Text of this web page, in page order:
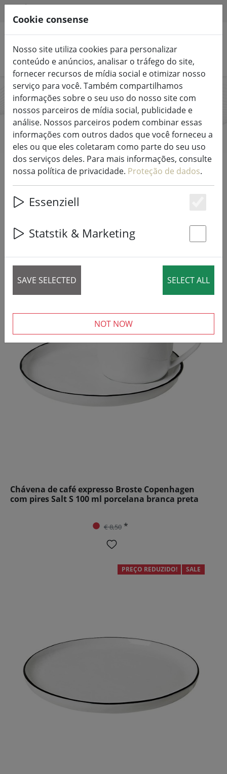
Pesquisar produtos
Broste
Start Marcas Broste
Todos os produtos de Broste
35 Artigo
Chávena de café expresso Broste Copenhagen
com pires Salt S 100 ml porcelana branca preta
€ 8,50*
PREÇO REDUZIDO! SALE
Cookie consense
Nosso site utiliza cookies para personalizar
conteúdo e anúncios, analisar o tráfego do site,
fornecer recursos de mídia social e otimizar nosso
serviço para você. Também compartilhamos
informações sobre o seu uso do nosso site com
nossos parceiros de mídia social, publicidade e
análise. Nossos parceiros podem combinar essas
informações com outros dados que você forneceu a
eles ou que eles coletaram como parte do seu uso
dos serviços deles. Para mais informações, consulte
nossa política de privacidade. Proteção de dados.
Essenziell
Statstik & Marketing
SAVE SELECTED SELECT ALL
NOT NOW